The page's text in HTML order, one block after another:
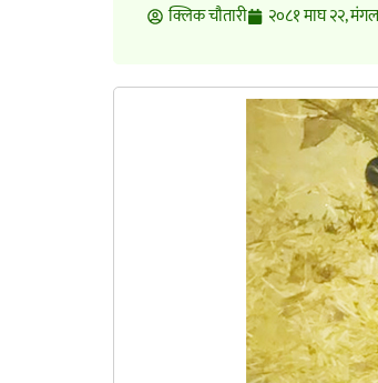
क्लिक चाैतारी २०८१ माघ २२,